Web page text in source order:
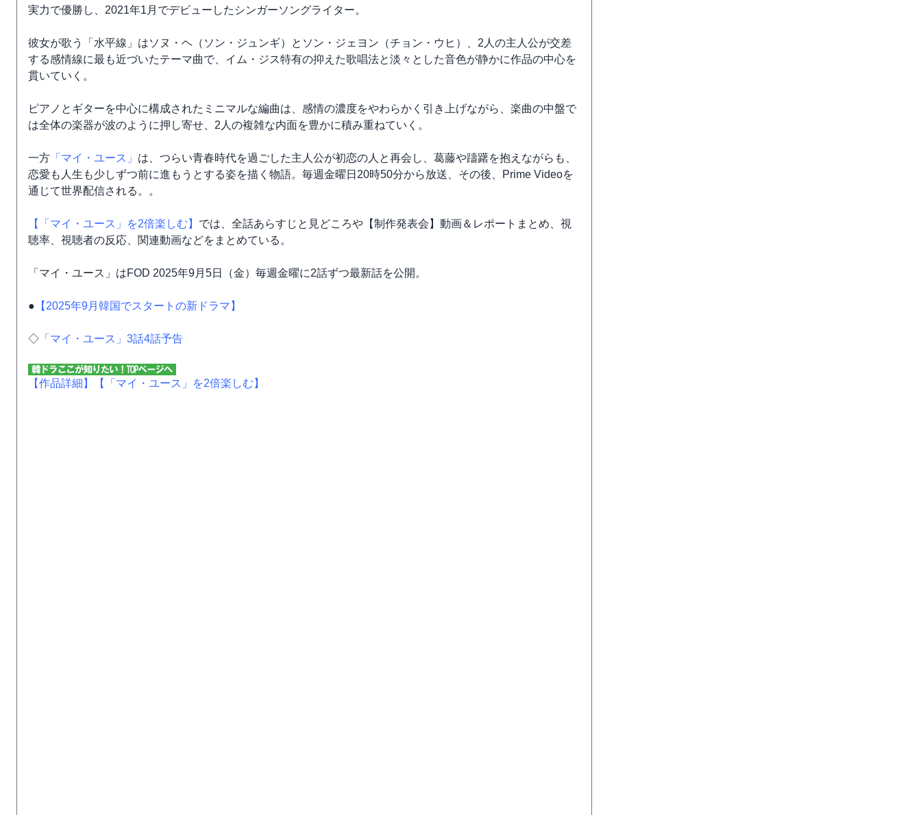
実力で優勝し、2021年1月 でデビューしたシンガーソングライター。
彼女が歌う「水平線」はソヌ・ヘ（ソン・ジュンギ）とソン・ジェヨン（チョン・ウヒ）、2人の主人公が交差
する感情線に最も近づいたテーマ曲で、イム・ジス特有の抑えた歌唱法と淡々とした音色が静かに作品の中心を
貫いていく。
ピアノとギターを中心に構成されたミニマルな編曲は、感情の濃度をやわらかく引き上げながら、楽曲の中盤で
は全体の楽器が波のように押し寄せ、2人の複雑な内面を豊かに積み重ねていく。
一方 「マイ・ユース」 は、つらい青春時代を過ごした主人公が初恋の人と再会し、葛藤や躊躇を抱えながらも、
恋愛も人生も少しずつ前に進もうとする姿を描く物語。毎週金曜日20時50分から放送、その後、Prime Videoを
通じて世界配信される。。
【「マイ・ユース」を2倍楽しむ】 では、全話あらすじと見どころや【制作発表会】動画＆レポートまとめ、視
聴率、視聴者の反応、関連動画などをまとめている。
「マイ・ユース」はFOD 2025年9月5日（金）毎週金曜に2話ずつ最新話を公開。
● 【2025年9月韓国でスタートの新ドラマ】
◇ 「マイ・ユース」3話4話予告
【作品詳細】 【「マイ・ユース」を2倍楽しむ】